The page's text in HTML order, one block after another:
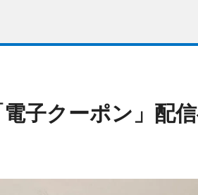
電子クーポン」配